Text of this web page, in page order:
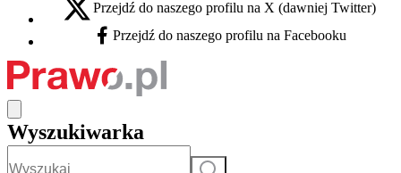
X - otwiera się w nowej karcie
Przejdź do naszego profilu na X (dawniej Twitter)
Facebook - otwiera się w nowej karcie
Przejdź do naszego profilu na Facebooku
Wyszukiwarka
Szukaj